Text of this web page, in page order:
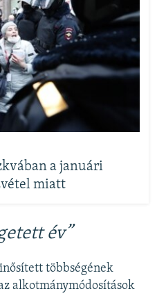
a januári
miatt
év”
többségének
alkotmánymódosítások